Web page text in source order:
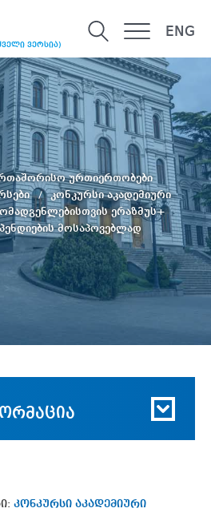
ვერსია)
ENG
ურთიერთობები
კონკურსი აკადემიური
ერაზმუს+
მოსაპოვებლად
კონკურსი აკადემიური